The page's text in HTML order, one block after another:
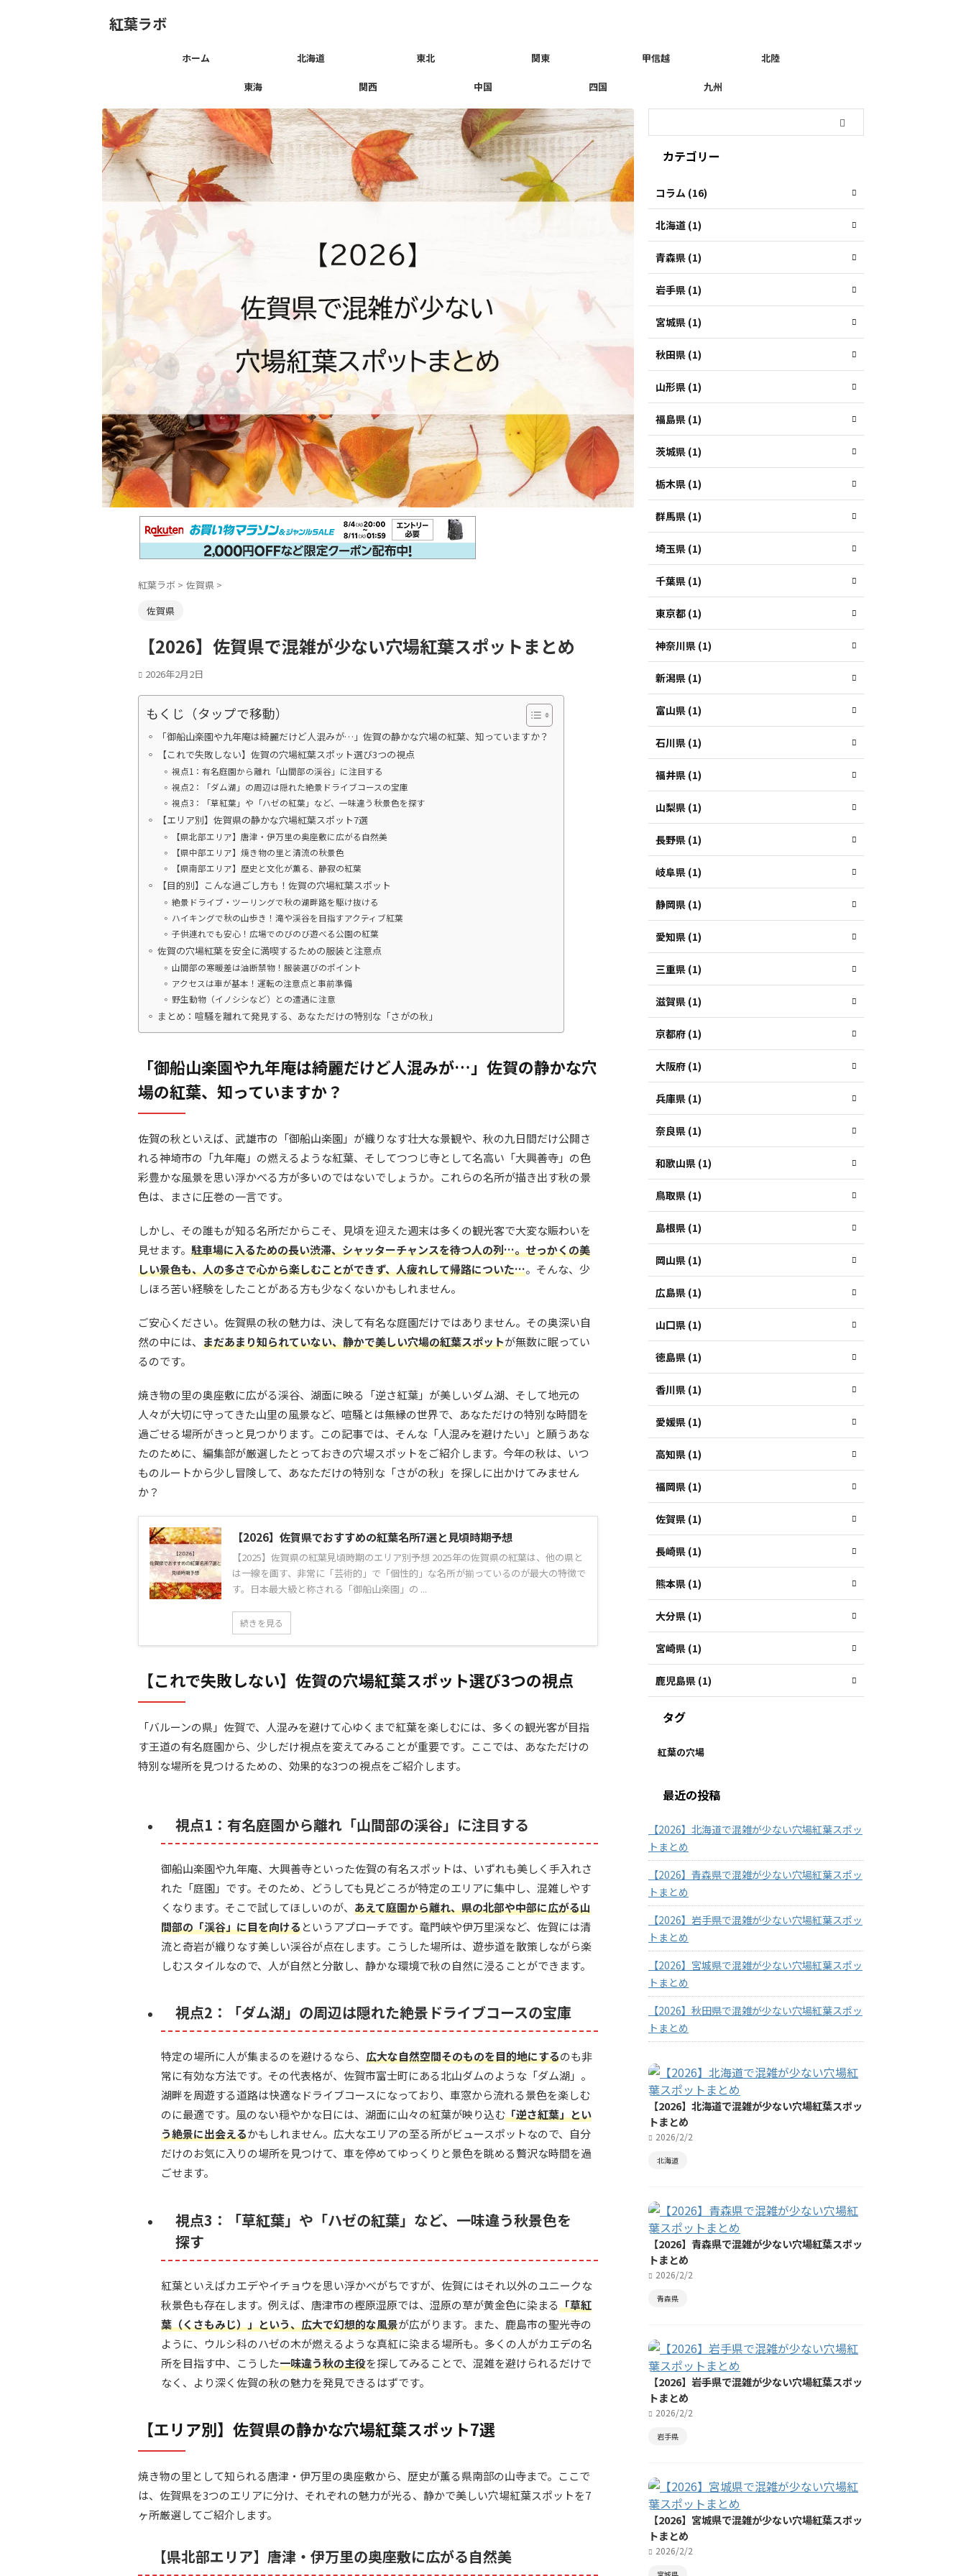
紅葉ラボ
ホーム 北海道 東北 関東 甲信越 北陸
東海 関西 中国 四国 九州
紅葉ラボ > 佐賀県 >
佐賀県
【2026】佐賀県で混雑が少ない穴場紅葉スポットまとめ
2026年2月2日
もくじ（タップで移動）
「御船山楽園や九年庵は綺麗だけど人混みが…」佐賀の静かな穴場の紅葉、知っていますか？
【これで失敗しない】佐賀の穴場紅葉スポット選び3つの視点
視点1：有名庭園から離れ「山間部の渓谷」に注目する
視点2：「ダム湖」の周辺は隠れた絶景ドライブコースの宝庫
視点3：「草紅葉」や「ハゼの紅葉」など、一味違う秋景色を探す
【エリア別】佐賀県の静かな穴場紅葉スポット7選
【県北部エリア】唐津・伊万里の奥座敷に広がる自然美
【県中部エリア】焼き物の里と清流の秋景色
【県南部エリア】歴史と文化が薫る、静寂の紅葉
【目的別】こんな過ごし方も！佐賀の穴場紅葉スポット
絶景ドライブ・ツーリングで秋の湖畔路を駆け抜ける
ハイキングで秋の山歩き！滝や渓谷を目指すアクティブ紅葉
子供連れでも安心！広場でのびのび遊べる公園の紅葉
佐賀の穴場紅葉を安全に満喫するための服装と注意点
山間部の寒暖差は油断禁物！服装選びのポイント
アクセスは車が基本！運転の注意点と事前準備
野生動物（イノシシなど）との遭遇に注意
まとめ：喧騒を離れて発見する、あなただけの特別な「さがの秋」
「御船山楽園や九年庵は綺麗だけど人混みが…」佐賀の静かな穴
場の紅葉、知っていますか？
佐賀の秋といえば、武雄市の「御船山楽園」が織りなす壮大な景観や、秋の九日間だけ公開さ
れる神埼市の「九年庵」の燃えるような紅葉、そしてつつじ寺として名高い「大興善寺」の色
彩豊かな風景を思い浮かべる方が多いのではないでしょうか。これらの名所が描き出す秋の景
色は、まさに圧巻の一言です。
しかし、その誰もが知る名所だからこそ、見頃を迎えた週末は多くの観光客で大変な賑わいを
見せます。 駐車場に入るための長い渋滞、シャッターチャンスを待つ人の列…。せっかくの美
しい景色も、人の多さで心から楽しむことができず、人疲れして帰路についた…。そんな、少
しほろ苦い経験をしたことがある方も少なくないかもしれません。
ご安心ください。佐賀県の秋の魅力は、決して有名な庭園だけではありません。その奥深い自
然の中には、 まだあまり知られていない、静かで美しい穴場の紅葉スポットが無数に眠ってい
るのです。
焼き物の里の奥座敷に広がる渓谷、湖面に映る「逆さ紅葉」が美しいダム湖、そして地元の
人々が大切に守ってきた山里の風景など、喧騒とは無縁の世界で、あなただけの特別な時間を
過ごせる場所がきっと見つかります。この記事では、そんな「人混みを避けたい」と願うあな
たのために、編集部が厳選したとっておきの穴場スポットをご紹介します。今年の秋は、いつ
ものルートから少し冒険して、あなただけの特別な「さがの秋」を探しに出かけてみません
か？
【2026】佐賀県でおすすめの紅葉名所7選と見頃時期予想
【2025】佐賀県の紅葉見頃時期のエリア別予想 2025年の佐賀県の紅葉は、他の県と
は一線を画す、非常に「芸術的」で「個性的」な名所が揃っているのが最大の特徴で
す。日本最大級と称される「御船山楽園」の ...
続きを見る
【これで失敗しない】佐賀の穴場紅葉スポット選び3つの視点
「バルーンの県」佐賀で、人混みを避けて心ゆくまで紅葉を楽しむには、多くの観光客が目指
す王道の有名庭園から、少しだけ視点を変えてみることが重要です。ここでは、あなただけの
特別な場所を見つけるための、効果的な3つの視点をご紹介します。
視点1：有名庭園から離れ「山間部の渓谷」に注目する
御船山楽園や九年庵、大興善寺といった佐賀の有名スポットは、いずれも美しく手入れさ
れた「庭園」です。そのため、どうしても見どころが特定のエリアに集中し、混雑しやす
くなります。そこで試してほしいのが、 あえて庭園から離れ、県の北部や中部に広がる山
間部の「渓谷」に目を向けるというアプローチです。竜門峡や伊万里渓など、佐賀には清
流と奇岩が織りなす美しい渓谷が点在します。こうした場所は、遊歩道を散策しながら楽
しむスタイルなので、人が自然と分散し、静かな環境で秋の自然に浸ることができます。
視点2：「ダム湖」の周辺は隠れた絶景ドライブコースの宝庫
特定の場所に人が集まるのを避けるなら、 広大な自然空間そのものを目的地にするのも非
常に有効な方法です。その代表格が、佐賀市富士町にある北山ダムのような「ダム湖」。
湖畔を周遊する道路は快適なドライブコースになっており、車窓から流れる景色を楽しむ
のに最適です。風のない穏やかな日には、湖面に山々の紅葉が映り込む「逆さ紅葉」とい
う絶景に出会えるかもしれません。広大なエリアの至る所がビュースポットなので、自分
だけのお気に入りの場所を見つけて、車を停めてゆっくりと景色を眺める贅沢な時間を過
ごせます。
視点3：「草紅葉」や「ハゼの紅葉」など、一味違う秋景色を
探す
紅葉といえばカエデやイチョウを思い浮かべがちですが、佐賀にはそれ以外のユニークな
秋景色も存在します。例えば、唐津市の樫原湿原では、湿原の草が黄金色に染まる「草紅
葉（くさもみじ）」という、広大で幻想的な風景が広がります。また、鹿島市の聖光寺の
ように、ウルシ科のハゼの木が燃えるような真紅に染まる場所も。多くの人がカエデの名
所を目指す中、こうした一味違う秋の主役を探してみることで、混雑を避けられるだけで
なく、より深く佐賀の秋の魅力を発見できるはずです。
【エリア別】佐賀県の静かな穴場紅葉スポット7選
焼き物の里として知られる唐津・伊万里の奥座敷から、歴史が薫る県南部の山寺まで。ここで
は、佐賀県を3つのエリアに分け、それぞれの魅力が光る、静かで美しい穴場紅葉スポットを7
ヶ所厳選してご紹介します。
【県北部エリア】唐津・伊万里の奥座敷に広がる自然美
カテゴリー
コラム (16)
北海道 (1)
青森県 (1)
岩手県 (1)
宮城県 (1)
秋田県 (1)
山形県 (1)
福島県 (1)
茨城県 (1)
栃木県 (1)
群馬県 (1)
埼玉県 (1)
千葉県 (1)
東京都 (1)
神奈川県 (1)
新潟県 (1)
富山県 (1)
石川県 (1)
福井県 (1)
山梨県 (1)
長野県 (1)
岐阜県 (1)
静岡県 (1)
愛知県 (1)
三重県 (1)
滋賀県 (1)
京都府 (1)
大阪府 (1)
兵庫県 (1)
奈良県 (1)
和歌山県 (1)
鳥取県 (1)
島根県 (1)
岡山県 (1)
広島県 (1)
山口県 (1)
徳島県 (1)
香川県 (1)
愛媛県 (1)
高知県 (1)
福岡県 (1)
佐賀県 (1)
長崎県 (1)
熊本県 (1)
大分県 (1)
宮崎県 (1)
鹿児島県 (1)
タグ
紅葉の穴場
最近の投稿
【2026】北海道で混雑が少ない穴場紅葉スポッ
トまとめ
【2026】青森県で混雑が少ない穴場紅葉スポッ
トまとめ
【2026】岩手県で混雑が少ない穴場紅葉スポッ
トまとめ
【2026】宮城県で混雑が少ない穴場紅葉スポッ
トまとめ
【2026】秋田県で混雑が少ない穴場紅葉スポッ
トまとめ
【2026】北海道で混雑が少ない穴場紅葉スポッ
トまとめ
2026/2/2
北海道
【2026】青森県で混雑が少ない穴場紅葉スポッ
トまとめ
2026/2/2
青森県
【2026】岩手県で混雑が少ない穴場紅葉スポッ
トまとめ
2026/2/2
岩手県
【2026】宮城県で混雑が少ない穴場紅葉スポッ
トまとめ
2026/2/2